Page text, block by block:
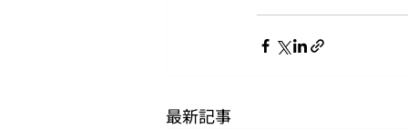
最新記事